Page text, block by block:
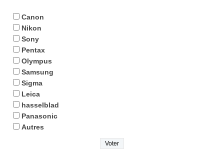
Canon
Nikon
Sony
Pentax
Olympus
Samsung
Sigma
Leica
hasselblad
Panasonic
Autres